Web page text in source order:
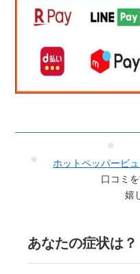
ホットペッパービ
口コミ
嬉
あなたの症状は？